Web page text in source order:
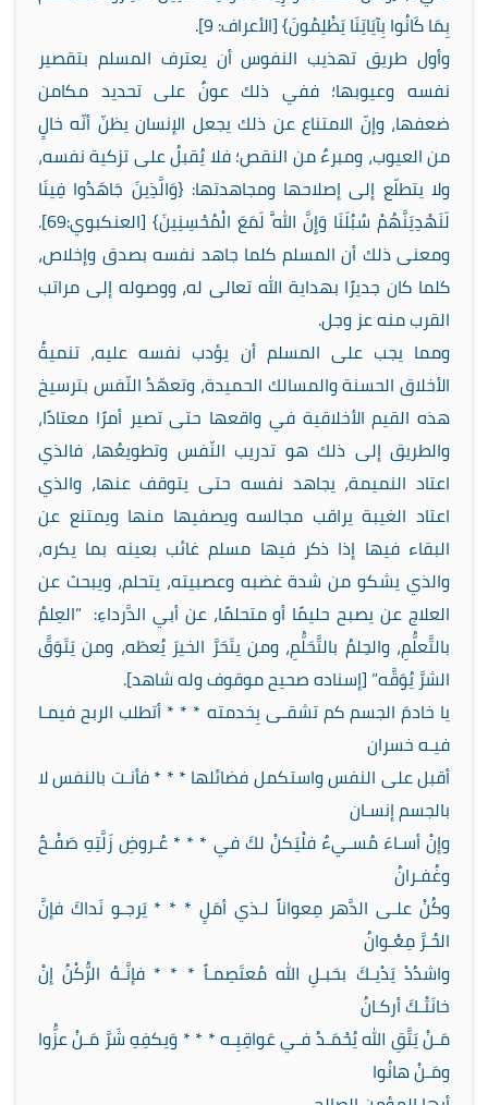
بِمَا كَانُوا بِآيَاتِنَا يَظْلِمُونَ} [الأعراف: 9].
وأول طريق تهذيب النفوس أن يعترف المسلم بتقصير
نفسه وعيوبها؛ ففي ذلك عونٌ على تحديد مكامن
ضعفها، وإنّ الامتناع عن ذلك يجعل الإنسان يظنّ أنّه خالٍ
من العيوب، ومبرءٌ من النقص؛ فلا يُقبلُ على تزكية نفسه،
ولا يتطلّع إلى إصلاحها ومجاهدتها: {وَالَّذِينَ جَاهَدُوا فِينَا
لَنَهْدِيَنَّهُمْ سُبُلَنَا وَإِنَّ اللَّهَ لَمَعَ الْمُحْسِنِينَ} [العنكبوي:69].
ومعنى ذلك أن المسلم كلما جاهد نفسه بصدق وإخلاص،
كلما كان جديرًا بهداية الله تعالى له، ووصوله إلى مراتب
القرب منه عز وجل.
ومما يجب على المسلم أن يؤدب نفسه عليه، تنميةُ
الأخلاق الحسنة والمسالك الحميدة، وتعهّدُ النّفس بترسيخ
هذه القيم الأخلاقية في واقعها حتى تصير أمرًا معتادًا،
والطريق إلى ذلك هو تدريب النّفس وتطويعُها، فالذي
اعتاد النميمة، يجاهد نفسه حتى يتوقف عنها، والذي
اعتاد الغيبة يراقب مجالسه ويصفيها منها ويمتنع عن
البقاء فيها إذا ذكر فيها مسلم غائب بعينه بما يكره،
والذي يشكو من شدة غضبه وعصبيته، يتحلم، ويبحث عن
العلاج عن يصبح حليمًا أو متحلمًا، عن أبي الدَّرداءِ: “العِلمُ
بالتَّعلُّمِ، والحِلمُ بالتَّحَلُّمِ، ومن يتَحَرَّ الخيرَ يُعطَه، ومن يَتَوَقَّ
الشرَّ يُوَقَّه” [إسناده صحيح موقوف وله شاهد].
يا خادمَ الجسم كم تشقـى بِخدمته * * * أتطلب الربح فيمـا
فيـه خسران
أقبل على النفس واستكمل فضائلها * * * فأنـت بالنفس لا
بالجسم إنسـان
وإنْ أسـاءَ مُسـيءٌ فلْيَكنْ لكَ في * * * عُـروضِ زَلَّتِهِ صَفْـحٌ
وغُفـرانُ
وكُنْ علـى الدَّهر مِعواناً لـذي أمَلٍ * * * يَرجـو نَداكَ فإنَّ
الحُـرَّ مِعْـوانُ
واشدُدْ يَدْيـكَ بحَبـلِ الله مُعتَصِمـاً * * * فإنَّـهُ الرُّكْنُ إنْ
خانَتْـكَ أركـانُ
مَـنْ يَتَّقِ الله يُحْمَـدُ فـي عَواقِبِـه * * * وَيكفِهِ شَرَّ مَـنْ عزُّوا
ومَـنْ هانُوا